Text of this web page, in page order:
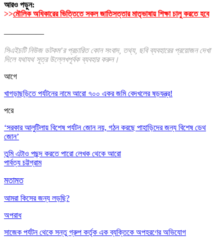
আরও পড়ুন:
>>মৌলিক অধিকারের ভিত্তিতে সকল জাতিসত্তার মাতৃভাষায় শিক্ষা চালু করতে হবে
—————
সিএইচটি নিউজ ডটকম’র প্রচারিত কোন সংবাদ, তথ্য, ছবি ব্যবহারের প্রয়োজন দেখা
দিলে যথাযথ সূত্র উল্লেখপূর্বক ব্যবহার করুন।
আগে
খাগড়াছড়িতে পর্যটনের নামে আরো ৭০০ একর জমি বেদখলের ষড়যন্ত্র!
পরে
‘সরকার আলুটিলায় বিশেষ পর্যটন জোন নয়, গঠন করছে পাহাড়িদের জন্য বিশেষ ডেথ
জোন’
তুমি এটাও পছন্দ করতে পারো লেখক থেকে আরো
পার্বত্য চট্টগ্রাম
মতামত
আমরা কিসের জন্য লড়ছি?
অপরাধ
সাজেক পর্যটন থেকে সন্তু গ্রুপ কর্তৃক এক ব্যক্তিকে অপহরণের অভিযোগ